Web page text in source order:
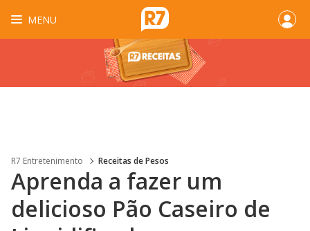
MENU
R7 Entretenimento Receitas de Pesos
Aprenda a fazer um
delicioso Pão Caseiro de